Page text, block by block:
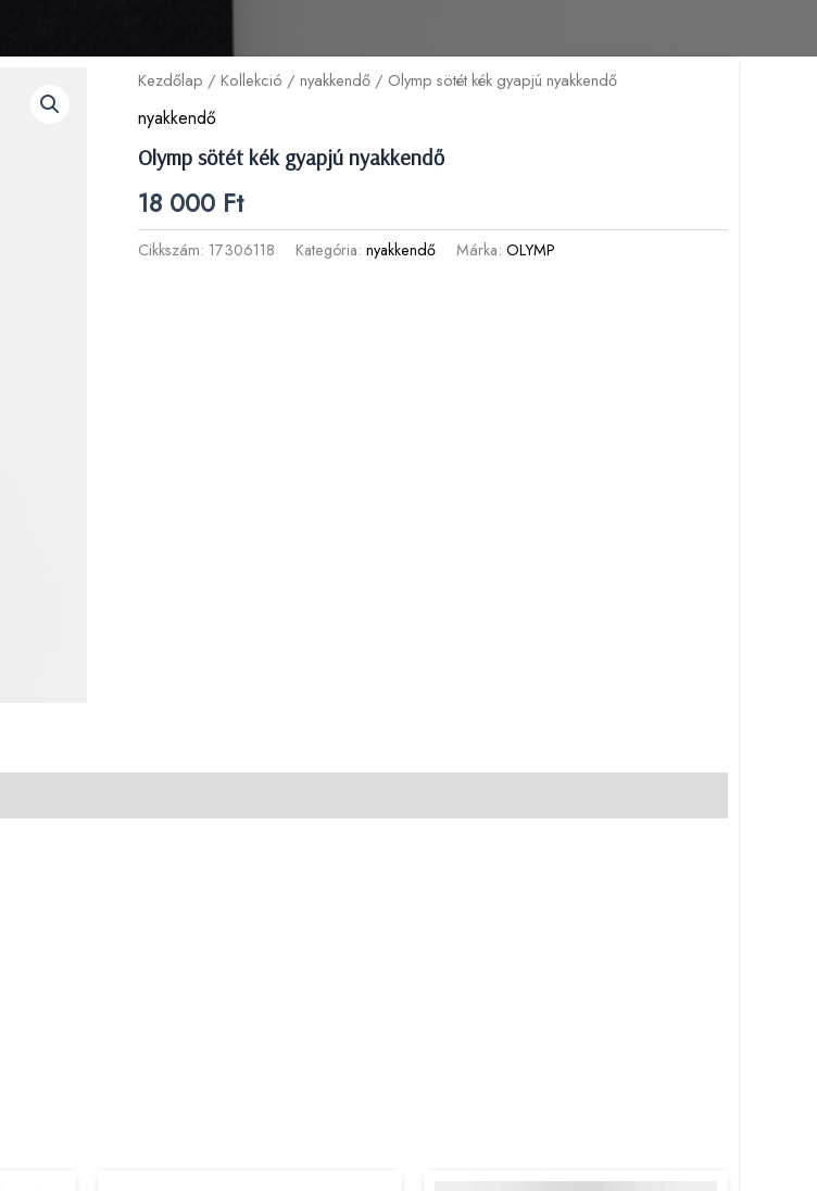
Kezdőlap /Kollekció /nyakkendő / Olymp sötét kék gyapjú nyakkendő
nyakkendő
Olymp sötét kék gyapjú nyakkendő
18 000 Ft
Cikkszám: 17306118 Kategória:nyakkendő Márka:OLYMP